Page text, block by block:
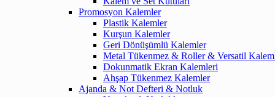
Promosyon Kalemler
Plastik Kalemler
Kurşun Kalemler
Geri Dönüşümlü Kalemler
Metal Tükenmez & Roller & Versatil
Dokunmatik Ekran Kalemleri
Ahşap Tükenmez Kalemler
Ajanda & Not Defteri & Notluk